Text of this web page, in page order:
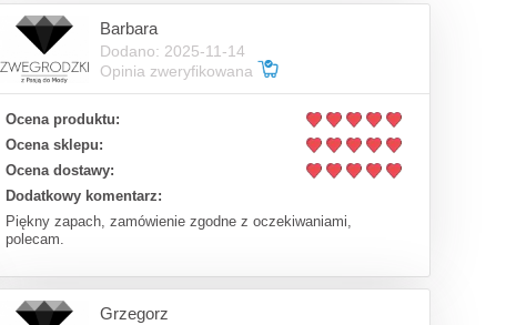
Barbara
Dodano: 2025-11-14
Opinia zweryfikowana
Ocena produktu:
Ocena sklepu:
Ocena dostawy:
Dodatkowy komentarz:
Piękny zapach, zamówienie zgodne z oczekiwaniami,
polecam.
Grzegorz